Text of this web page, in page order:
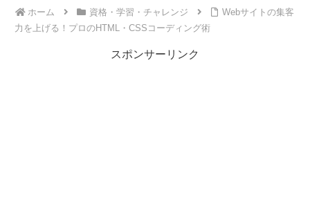
ホーム 資格・学習・チャレンジ
Webサイトの集客
力を上げる！プロのHTML・CSSコーディング術
スポンサーリンク